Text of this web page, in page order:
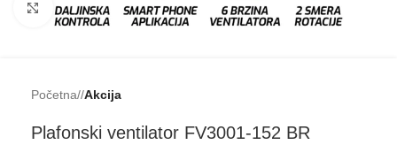
Klikni da uveličaš
Početna/ Akcija
Plafonski ventilator FV3001-⁠152 BR